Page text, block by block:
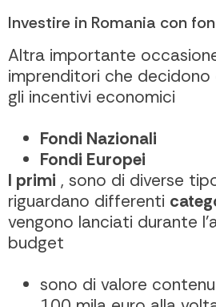
Investire in Romania con
Altra importante
imprenditori che decidono
gli incentivi economici
Fondi Nazionali
Fondi Europei
I primi , sono di diverse
riguardano differenti
vengono lanciati durante
budget
sono di valore